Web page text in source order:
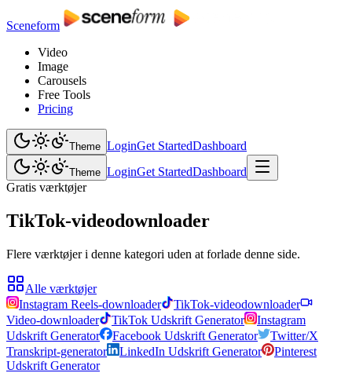
Sceneform
Video
Image
Carousels
Free Tools
Pricing
Theme LoginGet StartedDashboard
Theme LoginGet StartedDashboard
Gratis værktøjer
TikTok-videodownloader
Flere værktøjer i denne kategori uden at forlade denne side.
Alle værktøjer
Instagram Reels-downloader
TikTok-videodownloader
Video-downloader
TikTok Udskrift Generator
Instagram
Udskrift Generator
Facebook Udskrift Generator
Twitter/X
Transkript-generator
LinkedIn Udskrift Generator
Pinterest
Udskrift Generator